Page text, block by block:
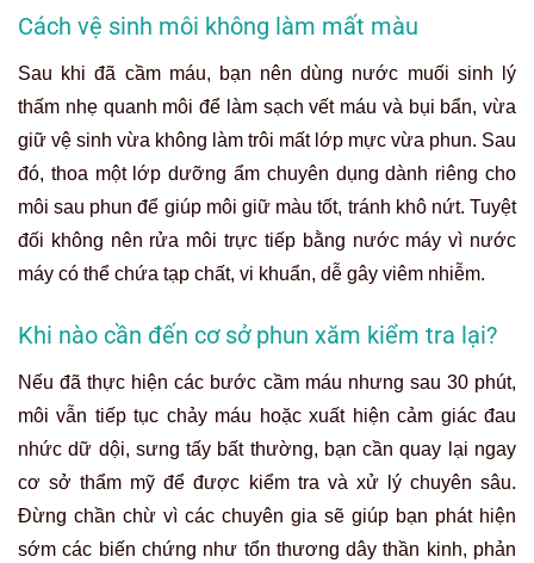
Cách vệ sinh môi không làm mất màu
Sau khi đã cầm máu, bạn nên dùng nước muối sinh lý
thấm nhẹ quanh môi để làm sạch vết máu và bụi bẩn, vừa
giữ vệ sinh vừa không làm trôi mất lớp mực vừa phun. Sau
đó, thoa một lớp dưỡng ẩm chuyên dụng dành riêng cho
môi sau phun để giúp môi giữ màu tốt, tránh khô nứt. Tuyệt
đối không nên rửa môi trực tiếp bằng nước máy vì nước
máy có thể chứa tạp chất, vi khuẩn, dễ gây viêm nhiễm.
Khi nào cần đến cơ sở phun xăm kiểm tra lại?
Nếu đã thực hiện các bước cầm máu nhưng sau 30 phút,
môi vẫn tiếp tục chảy máu hoặc xuất hiện cảm giác đau
nhức dữ dội, sưng tấy bất thường, bạn cần quay lại ngay
cơ sở thẩm mỹ để được kiểm tra và xử lý chuyên sâu.
Đừng chần chừ vì các chuyên gia sẽ giúp bạn phát hiện
sớm các biến chứng như tổn thương dây thần kinh, phản